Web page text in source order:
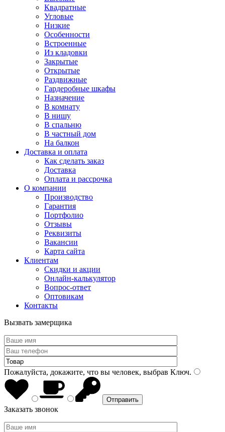
Квадратные
Угловые
Низкие
Особенности
Встроенные
Из кладовки
Закрытые
Открытые
Раздвижные
Гардеробные шкафы
Назначение
В комнату
В нишу
В спальню
В частный дом
На балкон
Доставка и оплата
Как сделать заказ
Доставка
Оплата и рассрочка
О компании
Производство
Гарантия
Портфолио
Отзывы
Реквизиты
Вакансии
Карта сайта
Клиентам
Скидки и акции
Онлайн-калькулятор
Вопрос-ответ
Оптовикам
Контакты
Вызвать замерщика
Пожалуйста, докажите, что вы человек, выбрав Ключ.
Заказать звонок